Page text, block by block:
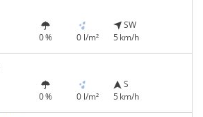
0 % 0 l/m²
SW
5 km/h
0 % 0 l/m²
S
5 km/h